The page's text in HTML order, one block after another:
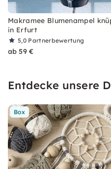
Makramee Blumenampel
in Erfurt
5,0 Partnerbewertung
ab 59 €
Entdecke unsere
Box